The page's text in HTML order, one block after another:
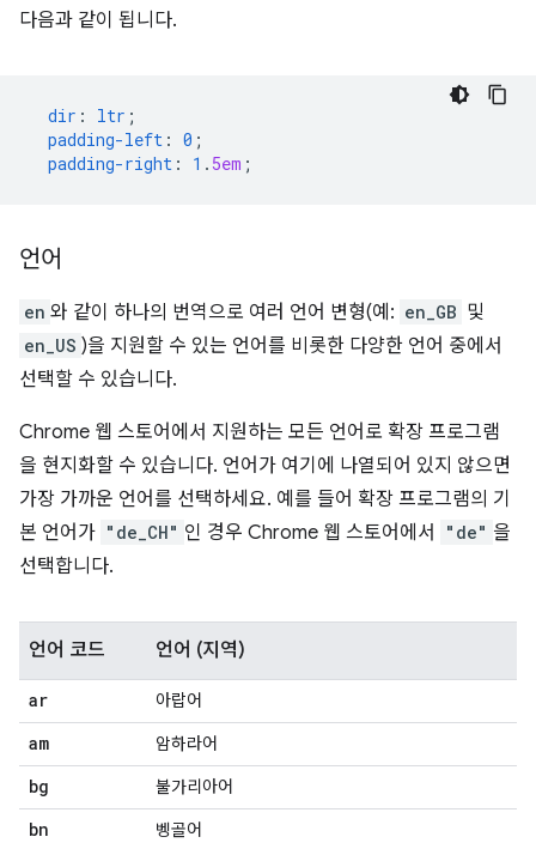
다음과 같이 됩니다.
dir : ltr ;
padding-left : 0 ;
padding-right : 1 . 5em ;
언어
en 와 같이 하나의 번역으로 여러 언어 변형(예: en_GB 및
en_US )을 지원할 수 있는 언어를 비롯한 다양한 언어 중에서
선택할 수 있습니다.
Chrome 웹 스토어에서 지원하는 모든 언어로 확장 프로그램
을 현지화할 수 있습니다. 언어가 여기에 나열되어 있지 않으면
가장 가까운 언어를 선택하세요. 예를 들어 확장 프로그램의 기
본 언어가 "de_CH" 인 경우 Chrome 웹 스토어에서 "de" 을
선택합니다.
언어 코드 언어 (지역)
ar 아랍어
am 암하라어
bg 불가리아어
bn 벵골어